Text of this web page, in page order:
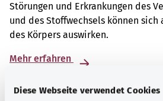
Diese Webseite verwendet Cookies
Störungen und Erkrankungen des
und des Stoffwechsels können
des Körpers auswirken.
Mehr erfahren